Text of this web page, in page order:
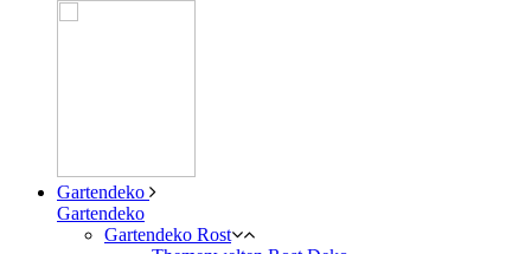
Gartendeko
Gartendeko
Gartendeko Rost